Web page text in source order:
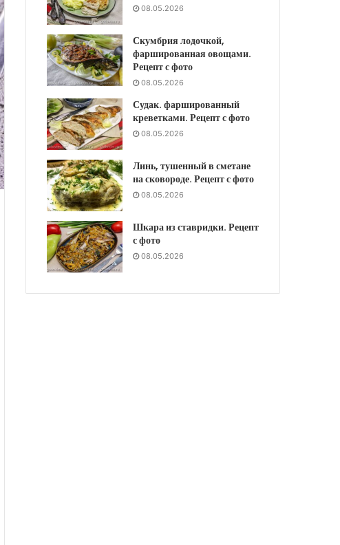
08.05.2026
Скумбрия лодочкой,
фаршированная овощами.
Рецепт с фото
08.05.2026
Судак. фаршированный
креветками. Рецепт с фото
08.05.2026
Линь, тушенный в сметане
на сковороде. Рецепт с фото
08.05.2026
Шкара из ставридки. Рецепт
с фото
08.05.2026